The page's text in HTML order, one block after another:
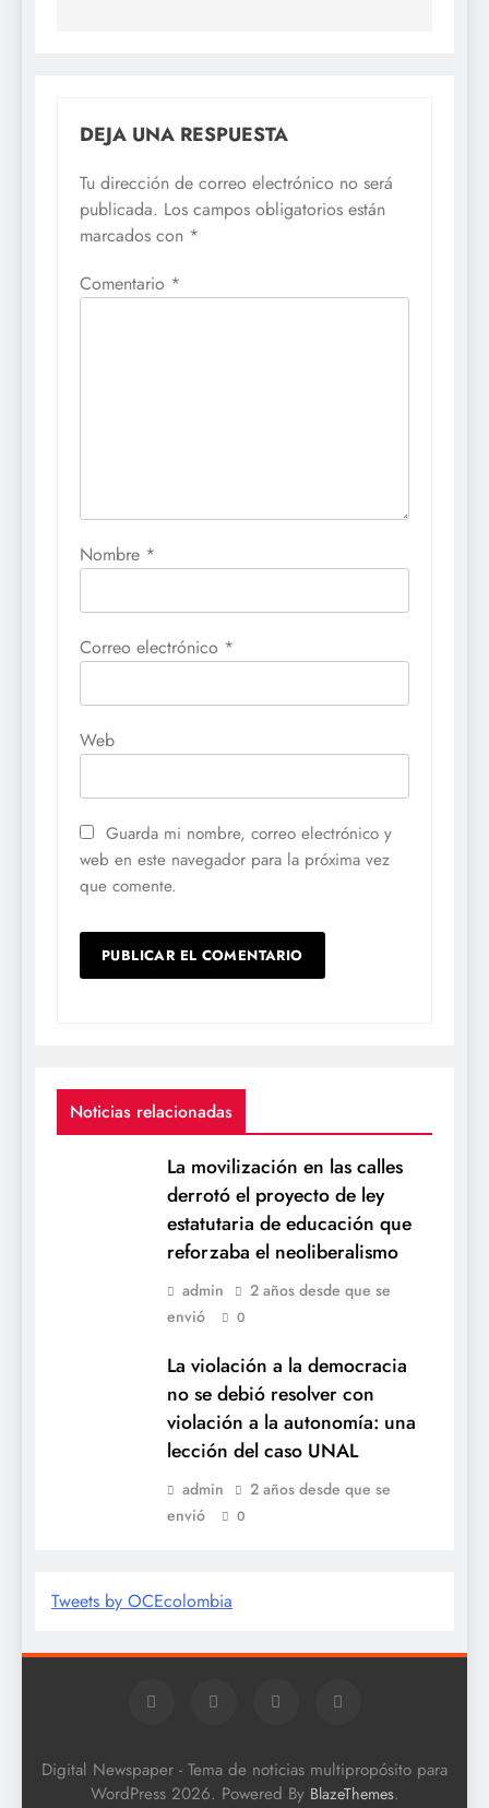
DEJA UNA RESPUESTA
Tu dirección de correo electrónico no será
publicada. Los campos obligatorios están
marcados con *
Comentario *
Nombre *
Correo electrónico *
Web
Guarda mi nombre, correo electrónico y
web en este navegador para la próxima vez
que comente.
Noticias relacionadas
La movilización en las calles
derrotó el proyecto de ley
estatutaria de educación que
reforzaba el neoliberalismo
admin
2 años desde que se
envió
0
La violación a la democracia
no se debió resolver con
violación a la autonomía: una
lección del caso UNAL
admin
2 años desde que se
envió
0
Tweets by OCEcolombia
Digital Newspaper - Tema de noticias multipropósito para
WordPress 2026. Powered By BlazeThemes.